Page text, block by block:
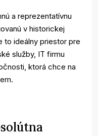
a reprezentatívnu
v historickej
to ideálny priestor pre
služby, IT firmu
ktorá chce na